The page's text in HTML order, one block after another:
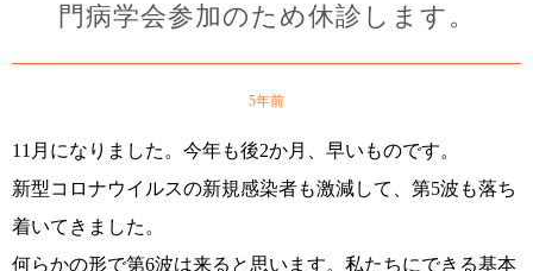
門病学会参加のため休診します。
5年前
11月になりました。今年も後2か月、早いものです。
新型コロナウイルスの新規感染者も激減して、第5波も落ち
着いてきました。
何らかの形で第6波は来ると思います。私たちにできる基本